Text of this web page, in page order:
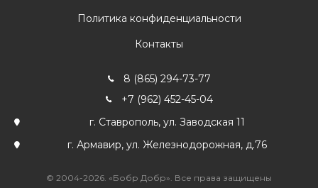
Политика конфиденциальности
Контакты
8 (865) 294-73-77
+7 (962) 452-45-04
г. Ставрополь, ул. Заводская 11
г. Армавир, ул. Железнодорожная, д.76
© 2004-2026. «Бобр Добр». Все права защищены